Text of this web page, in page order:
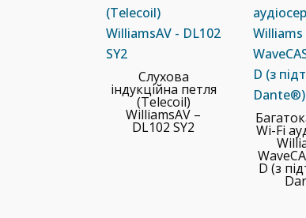
Слухова
індукційна петля
(Telecoil)
WilliamsAV –
DL102 SY2 Wi-Fi
D (з